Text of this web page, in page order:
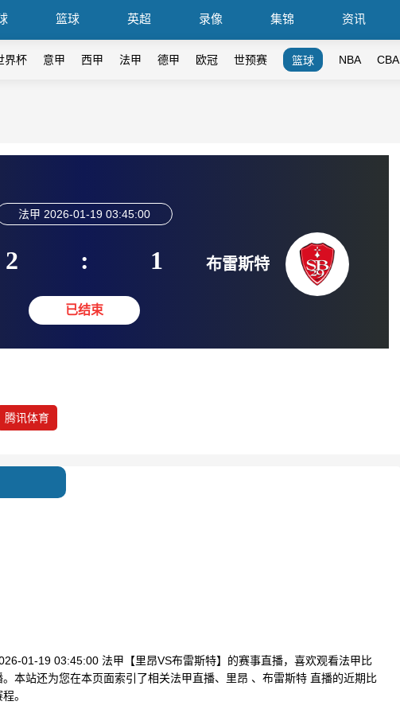
篮球 英超 录像 集锦 资讯
界杯 意甲 西甲 法甲 德甲 欧冠 世预赛 篮球 NBA CBA
法甲 2026-01-19 03:45:00
2 : 1
已结束
布雷斯特
腾讯体育
01-19 03:45:00 法甲【里昂VS布雷斯特】的赛事直播，喜欢观看法甲比
本站还为您在本页面索引了相关法甲直播、里昂 、布雷斯特 直播的近期比
。